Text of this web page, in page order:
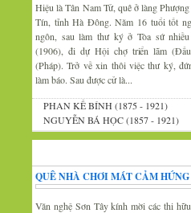
Hiệu là Tân Nam Tử, quê ở làng
Tín, tỉnh Hà Đông. Năm 16 tuổi tốt
ngôn, sau làm thư ký ở Tòa sứ
(1906), đi dự Hội chợ triển lãm
(Pháp). Trở về xin thôi việc thư ký,
làm báo. Sau được cử là...
PHAN KẾ BÍNH (1875 - 1921)
NGUYỄN BÁ HỌC (1857 - 1921)
QUÊ NHÀ CHƠI MÁT CẢM HỨNG
Văn nghệ Sơn Tây kính mời các thi